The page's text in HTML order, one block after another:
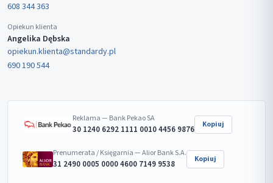
608 344 363
Opiekun klienta
Angelika Dębska
opiekun.klienta@standardy.pl
690 190 544
Reklama — Bank Pekao SA
30 1240 6292 1111 0010 4456 9876 Kopiuj
Prenumerata / Księgarnia — Alior Bank S.A.
31 2490 0005 0000 4600 7149 9538 Kopiuj